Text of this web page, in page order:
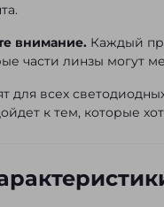
внимание. Каждый
части линзы могут
для всех
к тем, которые